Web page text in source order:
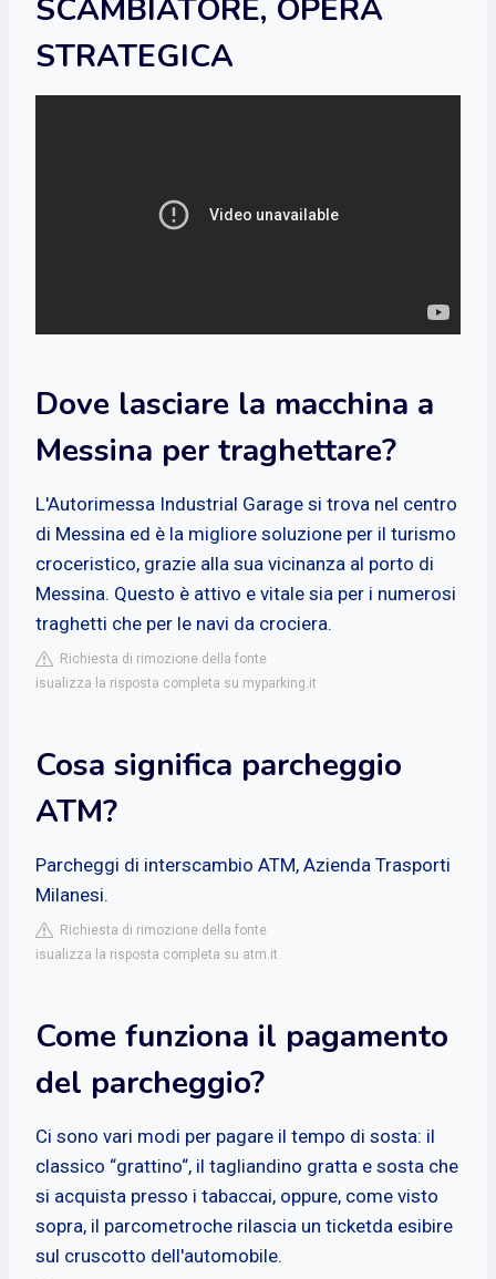
SCAMBIATORE, OPERA
STRATEGICA
Dove lasciare la macchina a
Messina per traghettare?
L'Autorimessa Industrial Garage si trova nel centro
di Messina ed è la migliore soluzione per il turismo
croceristico, grazie alla sua vicinanza al porto di
Messina. Questo è attivo e vitale sia per i numerosi
traghetti che per le navi da crociera.
Richiesta di rimozione della fonte
isualizza la risposta completa su myparking.it
Cosa significa parcheggio
ATM?
Parcheggi di interscambio ATM, Azienda Trasporti
Milanesi.
Richiesta di rimozione della fonte
isualizza la risposta completa su atm.it
Come funziona il pagamento
del parcheggio?
Ci sono vari modi per pagare il tempo di sosta: il
classico “grattino“, il tagliandino gratta e sosta che
si acquista presso i tabaccai, oppure, come visto
sopra, il parcometroche rilascia un ticketda esibire
sul cruscotto dell'automobile.